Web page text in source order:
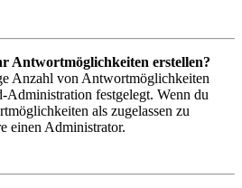
Antwortmöglichkeiten erstellen?
Anzahl von Antwortmöglichkeiten
festgelegt. Wenn du
als zugelassen zu
einen Administrator.